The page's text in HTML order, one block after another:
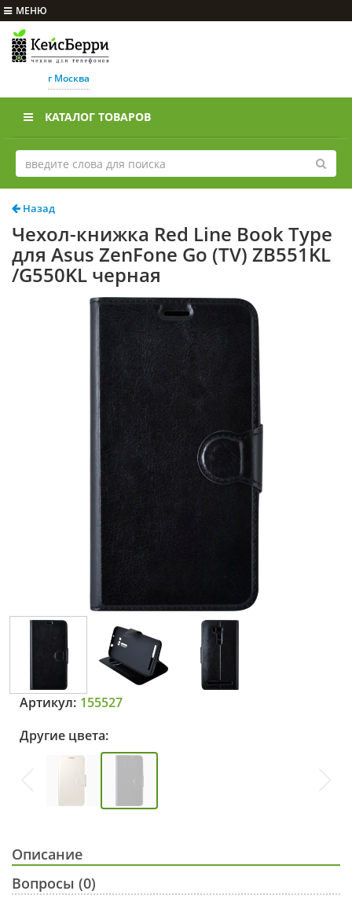
МЕНЮ
г Москва
КАТАЛОГ ТОВАРОВ
Назад
Чехол-книжка Red Line Book Type
для Asus ZenFone Go (TV) ZB551KL
/G550KL черная
Артикул: 155527
Другие цвета:
Описание
Вопросы (0)